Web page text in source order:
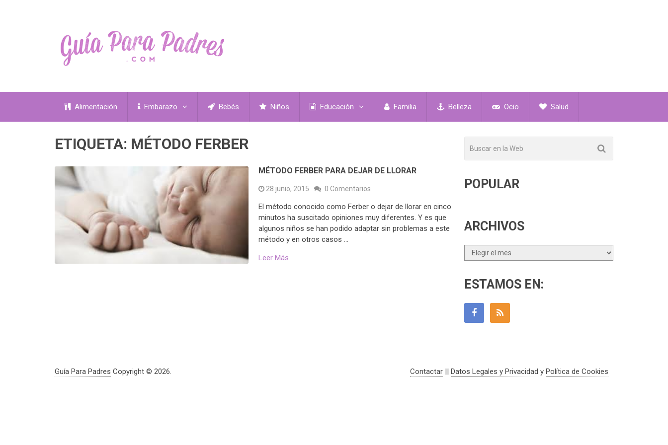
Alimentación Embarazo Bebés Niños Educación Familia Belleza Ocio Salud
ETIQUETA: MÉTODO FERBER
MÉTODO FERBER PARA DEJAR DE LLORAR
28 junio, 2015 0 Comentarios
El método conocido como Ferber o dejar de llorar en cinco
minutos ha suscitado opiniones muy diferentes. Y es que
algunos niños se han podido adaptar sin problemas a este
método y en otros casos …
Leer Más
POPULAR
ARCHIVOS
Archivos
ESTAMOS EN:
Guía Para Padres Copyright © 2026. Contactar Datos Legales y Privacidad y Política de Cookies